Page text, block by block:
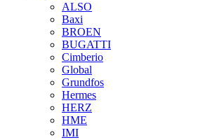
ALSO
Baxi
BROEN
BUGATTI
Cimberio
Global
Grundfos
Hermes
HERZ
HME
IMI